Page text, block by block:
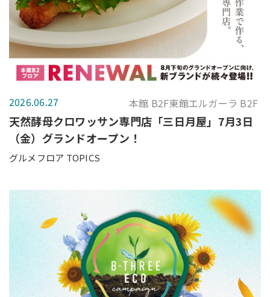
2026.06.27 本館 B2F東館エルガーラ B2F
天然酵母クロワッサン専門店「三日月屋」7月3日
（金）グランドオープン！
グルメフロア TOPICS